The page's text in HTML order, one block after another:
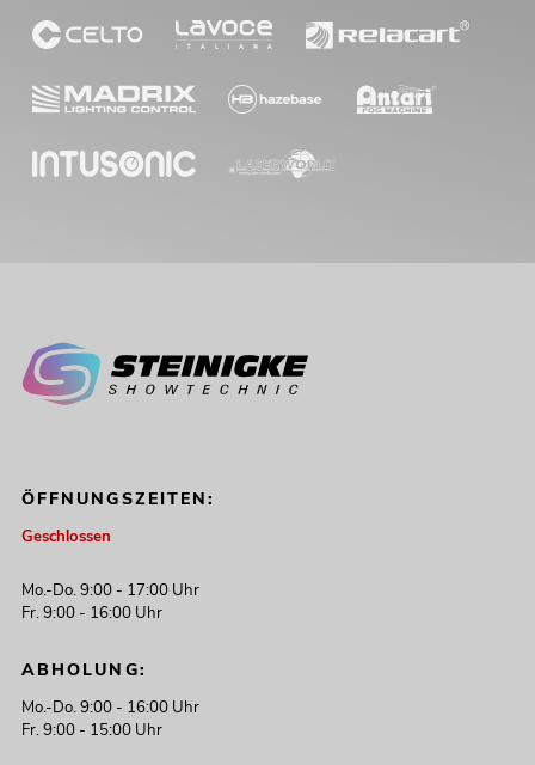
ÖFFNUNGSZEITEN:
Geschlossen
Mo.-Do. 9:00 - 17:00 Uhr
Fr. 9:00 - 16:00 Uhr
ABHOLUNG:
Mo.-Do. 9:00 - 16:00 Uhr
Fr. 9:00 - 15:00 Uhr